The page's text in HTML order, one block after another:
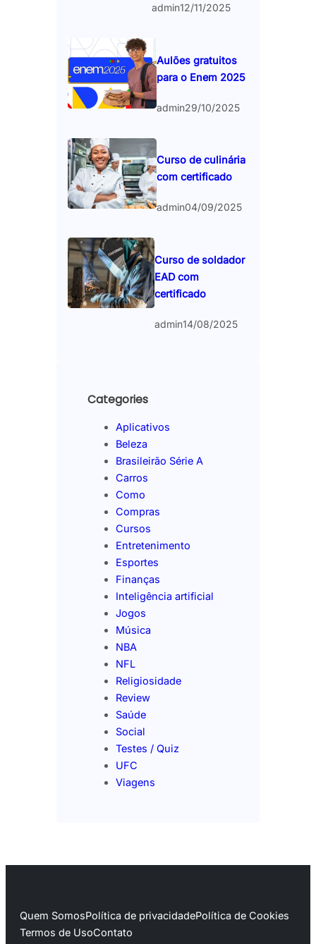
admin12/11/2025
Aulões gratuitos
para o Enem 2025
admin29/10/2025
Curso de culinária
com certificado
admin04/09/2025
Curso de soldador
EAD com
certificado
admin14/08/2025
Categories
Aplicativos
Beleza
Brasileirão Série A
Carros
Como
Compras
Cursos
Entretenimento
Esportes
Finanças
Inteligência artificial
Jogos
Música
NBA
NFL
Religiosidade
Review
Saúde
Social
Testes / Quiz
UFC
Viagens
Quem SomosPolítica de privacidadePolítica de Cookies
Termos de UsoContato